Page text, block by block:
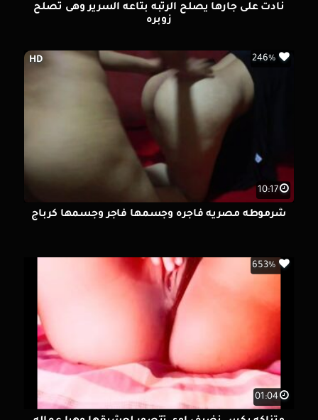
نادت على جارها يصلح الرتبه بتاعه السرير وهى تصلح
زوبره
10:17
HD 246%
شرموطه مصريه فاجره وجسمها فاجر وجسمها كرباج
01:04
653%